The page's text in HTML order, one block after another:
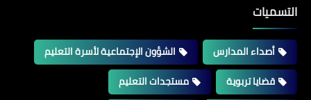
التسميات
أصداء المدارس
الشؤون الإجتماعية لأسرة التعليم
قضايا تربوية
مستجدات التعليم